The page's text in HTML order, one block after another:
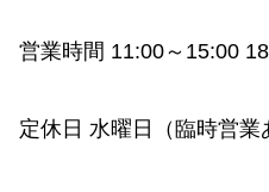
営業時間 11:00～15:00
定休日 水曜日（臨時営業